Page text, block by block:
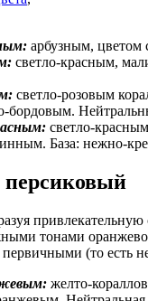
арбузным,
светло-красным,
светло-розовым
светло-
База: нежно-
тонами
(то есть
желто-